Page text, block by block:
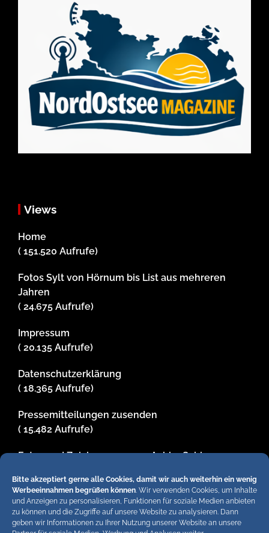
Bitte akzeptiert gerne alle Cookies, damit wir auch weiterhin ein wenig
Werbeeinnahmen begrüßen können. Wir verwenden Cookies, um Inhalte
und Anzeigen zu personalisieren, Funktionen für soziale Medien anbieten
zu können und die Zugriffe auf unsere Website zu analysieren. Dann
geben wir Informationen zu Ihrer Nutzung unserer Website an unsere
Views
Home
( 151.520 Aufrufe)
Fotos Sylt von Hörnum bis List aus mehreren
Jahren
( 24.675 Aufrufe)
Impressum
( 20.135 Aufrufe)
Datenschutzerklärung
( 18.365 Aufrufe)
Pressemitteilungen zusenden
( 15.482 Aufrufe)
Fotos und Zeichnungen von Achim Schier
Hiermit untersagen wir strengstens die komplette